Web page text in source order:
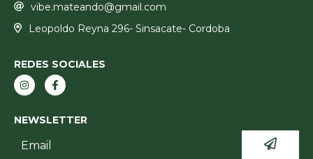
vibe.mateando@gmail.com
Leopoldo Reyna 296- Sinsacate- Cordoba
REDES SOCIALES
NEWSLETTER